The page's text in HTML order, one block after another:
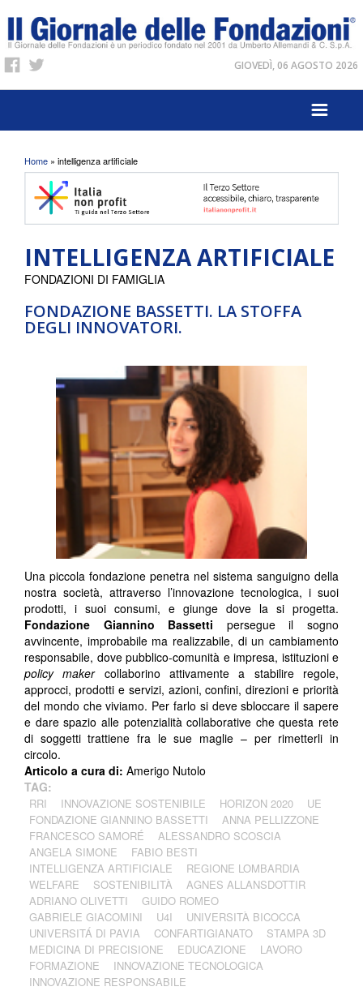
GIOVEDÌ, 06 AGOSTO 2026
Tu sei qui
Home » intelligenza artificiale
INTELLIGENZA ARTIFICIALE
FONDAZIONE BASSETTI. LA STOFFA
DEGLI INNOVATORI.
FONDAZIONI DI FAMIGLIA
Una piccola fondazione penetra nel sistema sanguigno della
nostra società, attraverso l’innovazione tecnologica, i suoi
prodotti, i suoi consumi, e giunge dove la si progetta.
Fondazione Giannino Bassetti persegue il sogno
avvincente, improbabile ma realizzabile, di un cambiamento
responsabile, dove pubblico-comunità e impresa, istituzioni e
policy makercollaborino attivamente a stabilire regole,
approcci, prodotti e servizi, azioni, confini, direzioni e priorità
del mondo che viviamo. Per farlo si deve sbloccare il sapere
e dare spazio alle potenzialità collaborative che questa rete
di soggetti trattiene fra le sue maglie – per rimetterli in
circolo.
Articolo a cura di: Amerigo Nutolo
TAG:
RRI INNOVAZIONE SOSTENIBILE HORIZON 2020
UE
FONDAZIONE GIANNINO BASSETTI
ANNA PELLIZZONE
FRANCESCO SAMORÉ
ALESSANDRO SCOSCIA
ANGELA SIMONE
FABIO BESTI
INTELLIGENZA ARTIFICIALE
REGIONE LOMBARDIA
WELFARE
SOSTENIBILITÀ
AGNES ALLANSDOTTIR
ADRIANO OLIVETTI
GUIDO ROMEO
GABRIELE GIACOMINI
U4I
UNIVERSITÀ BICOCCA
UNIVERSITÁ DI PAVIA
CONFARTIGIANATO
STAMPA 3D
MEDICINA DI PRECISIONE
EDUCAZIONE
LAVORO
FORMAZIONE
INNOVAZIONE TECNOLOGICA
INNOVAZIONE RESPONSABILE